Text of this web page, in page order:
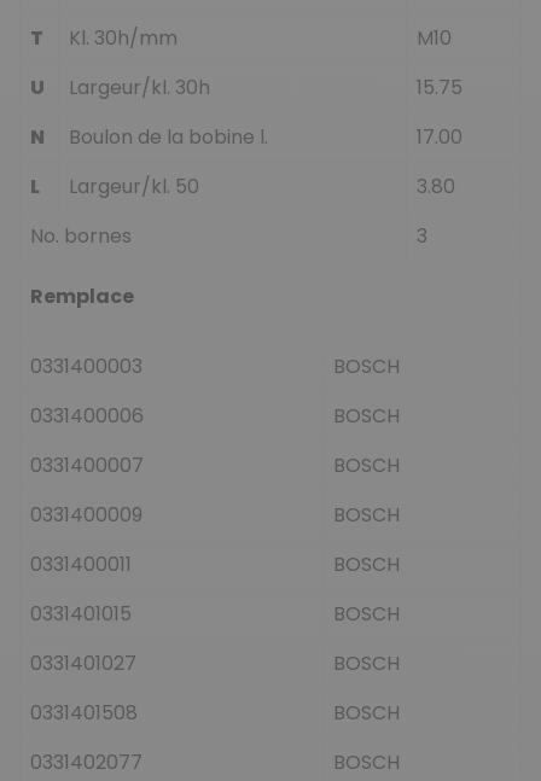
T
Kl. 30h/mm
M10
U
Largeur/kl. 30h
15.75
N
Boulon de la bobine l.
17.00
L
Largeur/kl. 50
3.80
No. bornes
3
Remplace
0331400003
BOSCH
0331400006
BOSCH
0331400007
BOSCH
0331400009
BOSCH
0331400011
BOSCH
0331401015
BOSCH
0331401027
BOSCH
0331401508
BOSCH
0331402077
BOSCH